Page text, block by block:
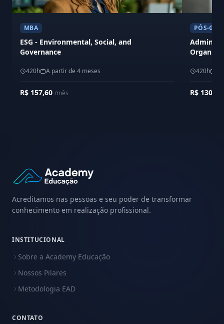
MBA
ESG - Environmental, Social, and
Governance
420h A partir de 4 meses
R$ 157,60 /mês
PÓS-
420h
R$ 130,00
Acreditamos nas pessoas e seu poder de transformar
conhecimento em realização profissional.
INSTITUCIONAL
Sobre a Academy Educação
Nossos Pilares
Metodologia EAD
CONTATO